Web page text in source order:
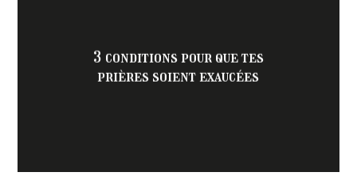
3 conditions pour que tes
prières soient exaucées